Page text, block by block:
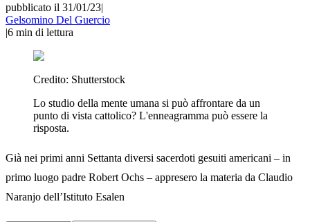
pubblicato il 31/01/23|
Gelsomino Del Guercio
|6 min di lettura
Credito: Shutterstock
Lo studio della mente umana si può affrontare da un
punto di vista cattolico? L'enneagramma può essere la
risposta.
Già nei primi anni Settanta diversi sacerdoti gesuiti americani – in
primo luogo padre Robert Ochs – appresero la materia da Claudio
Naranjo dell’Istituto Esalen